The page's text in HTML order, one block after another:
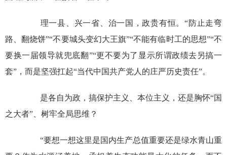
理一县、兴一省、治一国，政贵有恒。“防止走弯
路、翻烧饼”“不要城头变幻大王旗”“不能有临时工的思想”“不
要换一届领导就兜底翻”“更不要为了显示所谓政绩去另搞一
套”，而是坚强扛起“当代中国共产党人的庄严历史责任”。
是各自为政，搞保护主义、本位主义，还是胸怀“国
之大者”、树牢全局思维？
“要想一想这里是国内生产总值重要还是绿水青山重